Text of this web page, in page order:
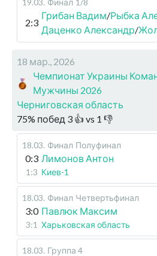
2:3
Грибан Вадим/Рыбка
Даценко Александр/
18 мар., 2026
Чемпионат Украины
Мужчины 2026
Черниговская область
75% побед 3 👍 vs 1 👎
18.03. Финал Полуфинал
0:3 Лимонов Антон
1:3 Киев-1
18.03. Финал Четвертьфинал
3:0 Павлюк Максим
3:1 Харьковская область
18.03. Группа 4